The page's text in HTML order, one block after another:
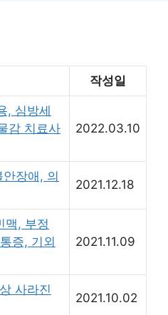
작성일
, 심방세
감 치료사
2022.03.10
장애, 의
2021.12.18
맥, 부정
증, 기외
2021.11.09
사라진
2021.10.02